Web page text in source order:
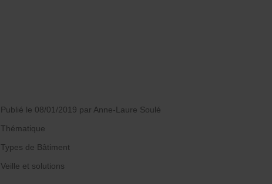
Publié le 08/01/2019 par Anne-Laure Soulé
Thématique
Types de Bâtiment
Veille et solutions